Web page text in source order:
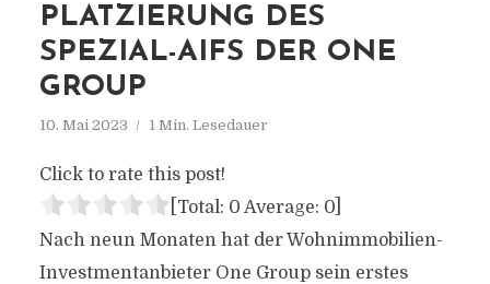
PLATZIERUNG DES
SPEZIAL-AIFS DER ONE
GROUP
10. Mai 2023 1 Min. Lesedauer
Click to rate this post!
[Total: 0 Average: 0]
Nach neun Monaten hat der Wohnimmobilien-
Investmentanbieter One Group sein erstes